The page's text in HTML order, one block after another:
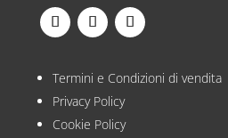
Termini e Condizioni di vendita
Privacy Policy
Cookie Policy